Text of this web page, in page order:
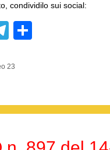
condividilo sui social:
T
e
a
vi
23